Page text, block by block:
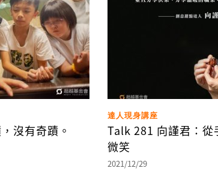
沒有奇蹟。
達人現身講座
Talk 281 向謹君：從
微笑
2021/12/29